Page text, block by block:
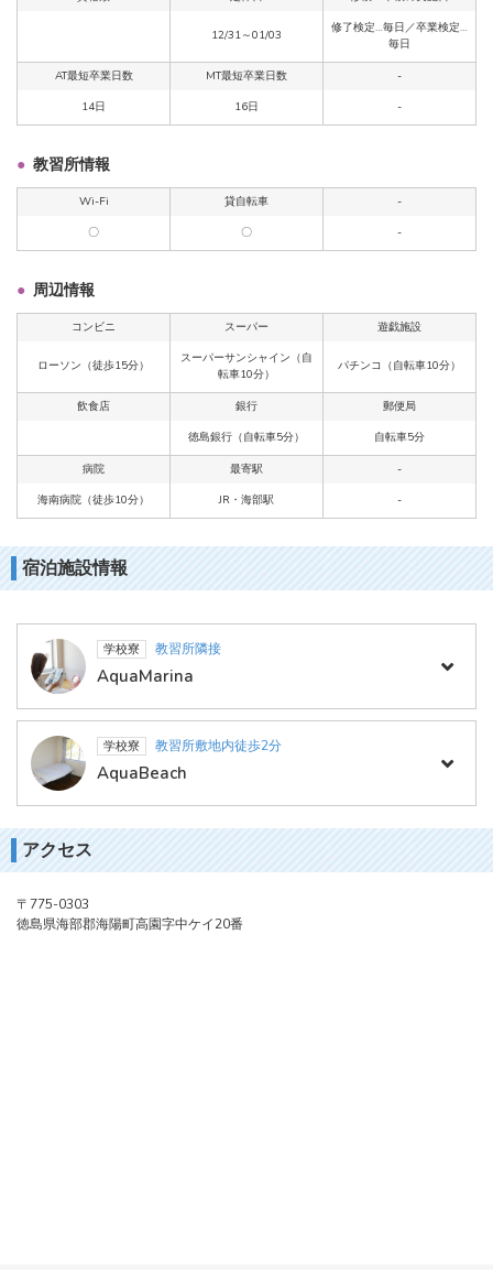
12/31～01/03
修了検定…毎日／卒業検定…
毎日
AT最短卒業日数 MT最短卒業日数
-
14日
16日 -
教習所情報
Wi-Fi 貸自転車
-
〇
〇 -
周辺情報
コンビニ スーパー 遊戯施設
ローソン（徒歩15分）
スーパーサンシャイン（自
転車10分）
パチンコ（自転車10分）
飲食店 銀行
郵便局
徳島銀行（自転車5分）
自転車5分
病院 最寄駅
-
海南病院（徒歩10分）
JR・海部駅 -
宿泊施設情報
学校寮 教習所隣接
AquaMarina
学校寮 教習所敷地内徒歩2分
AquaBeach
アクセス
〒775-0303
徳島県海部郡海陽町高園字中ケイ20番